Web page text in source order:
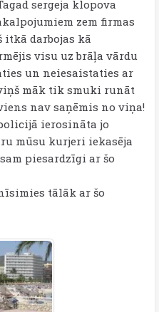
sergeja klopova
zem firmas
itkā darbojas kā
visu uz brāļa vārdu
un neiesaistaties ar
māk tik smuki runāt
nav saņēmis no viņa!
ierosināta jo
mūsu kurjeri iekasēja
piesardzīgi ar šo
tālāk ar šo